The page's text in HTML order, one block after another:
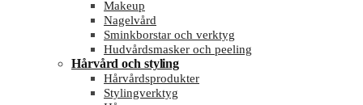
Makeup
Nagelvård
Sminkborstar och verktyg
Hudvårdsmasker och peeling
Hårvård och styling
Hårvårdsprodukter
Stylingverktyg